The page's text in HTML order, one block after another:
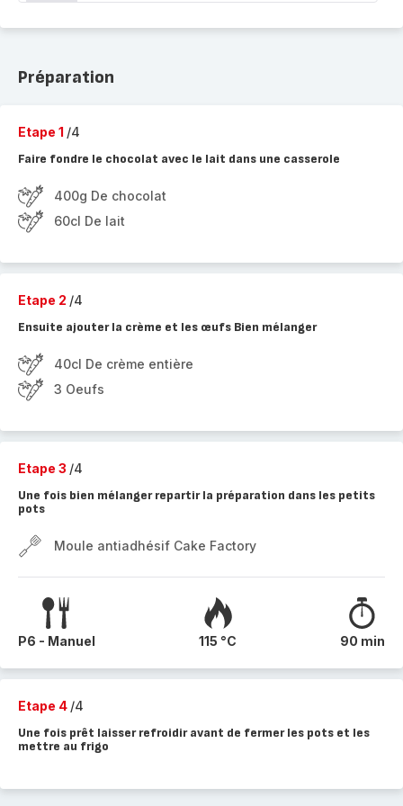
Préparation
Etape 1 /4
Faire fondre le chocolat avec le lait dans une casserole
400g De chocolat
60cl De lait
Etape 2 /4
Ensuite ajouter la crème et les œufs Bien mélanger
40cl De crème entière
3 Oeufs
Etape 3 /4
Une fois bien mélanger repartir la préparation dans les petits
pots
Moule antiadhésif Cake Factory
P6 - Manuel 115 °C 90 min
Etape 4 /4
Une fois prêt laisser refroidir avant de fermer les pots et les
mettre au frigo